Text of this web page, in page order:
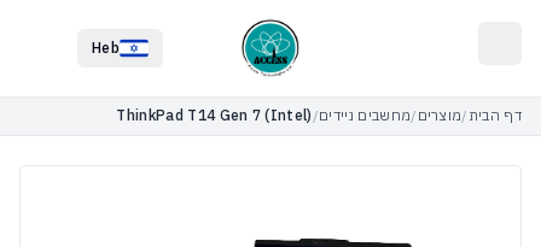
Heb
דף הבית /מוצרים /מחשבים ניידים/
ThinkPad T14 Gen 7 (Intel)